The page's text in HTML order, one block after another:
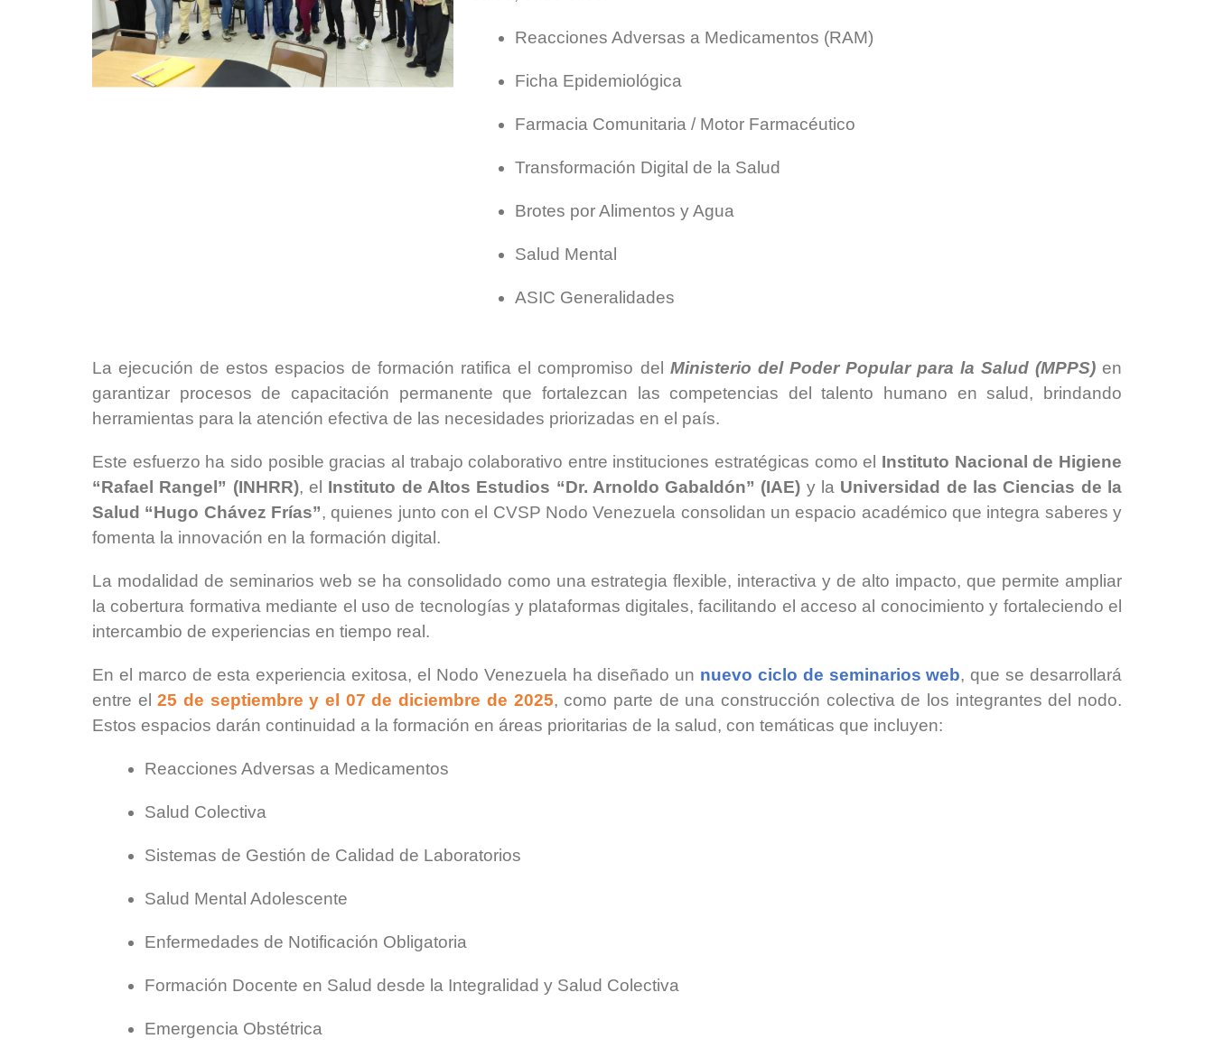
Reacciones Adversas a Medicamentos (RAM)
Ficha Epidemiológica
Farmacia Comunitaria / Motor Farmacéutico
Transformación Digital de la Salud
Brotes por Alimentos y Agua
Salud Mental
ASIC Generalidades
La ejecución de estos espacios de formación ratifica el compromiso del Ministerio del Poder Popular para la Salud (MPPS)en
garantizar procesos de capacitación permanente que fortalezcan las competencias del talento humano en salud, brindando
herramientas para la atención efectiva de las necesidades priorizadas en el país.
Este esfuerzo ha sido posible gracias al trabajo colaborativo entre instituciones estratégicas como el Instituto Nacional de Higiene
“Rafael Rangel” (INHRR), el Instituto de Altos Estudios “Dr. Arnoldo Gabaldón” (IAE) y la Universidad de las Ciencias de la
Salud “Hugo Chávez Frías”, quienes junto con el CVSP Nodo Venezuela consolidan un espacio académico que integra saberes y
fomenta la innovación en la formación digital.
La modalidad de seminarios web se ha consolidado como una estrategia flexible, interactiva y de alto impacto, que permite ampliar
la cobertura formativa mediante el uso de tecnologías y plataformas digitales, facilitando el acceso al conocimiento y fortaleciendo el
intercambio de experiencias en tiempo real.
En el marco de esta experiencia exitosa, el Nodo Venezuela ha diseñado un nuevo ciclo de seminarios web, que se desarrollará
entre el25 de septiembre y el 07 de diciembre de 2025, como parte de una construcción colectiva de los integrantes del nodo.
Estos espacios darán continuidad a la formación en áreas prioritarias de la salud, con temáticas que incluyen:
Reacciones Adversas a Medicamentos
Salud Colectiva
Sistemas de Gestión de Calidad de Laboratorios
Salud Mental Adolescente
Enfermedades de Notificación Obligatoria
Formación Docente en Salud desde la Integralidad y Salud Colectiva
Emergencia Obstétrica